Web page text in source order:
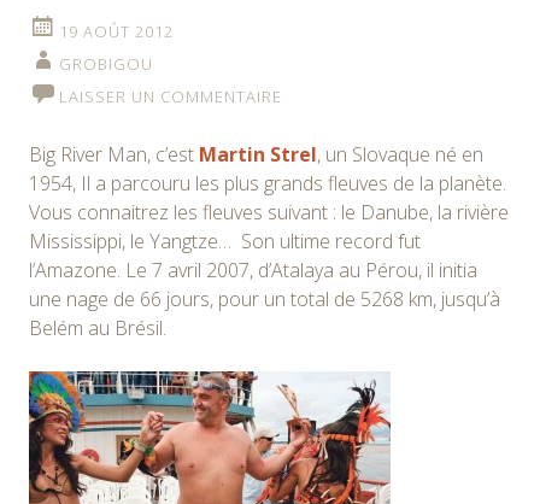
19 AOÛT 2012
GROBIGOU
LAISSER UN COMMENTAIRE
Big River Man, c’est Martin Strel, un Slovaque né en
1954, Il a parcouru les plus grands fleuves de la planète.
Vous connaitrez les fleuves suivant : le Danube, la rivière
Mississippi, le Yangtze… Son ultime record fut
l’Amazone. Le 7 avril 2007, d’Atalaya au Pérou, il initia
une nage de 66 jours, pour un total de 5268 km, jusqu’à
Belém au Brésil.